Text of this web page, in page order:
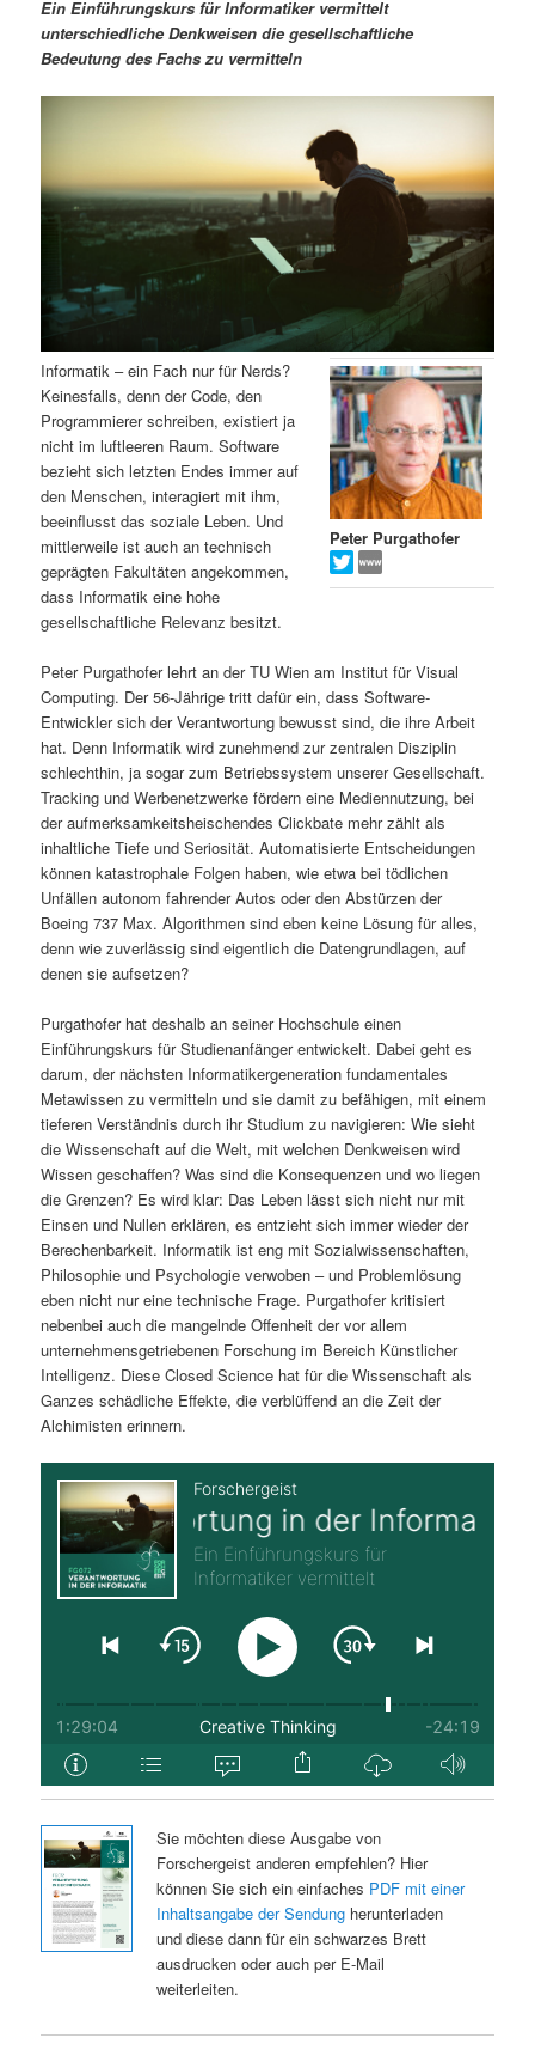
ä
r
n
n
l
t
s
p
r
i
n
g
e
n
n
d
r
n
h
a
l
t
s
p
r
i
n
g
e
n
n
a
v
i
o
Ein Einführungskurs für Informatiker vermittelt
unterschiedliche Denkweisen die gesellschaftliche
Bedeutung des Fachs zu vermitteln
Peter Purgathofer
Informatik – ein Fach nur für Nerds?
Keinesfalls, denn der Code, den
Programmierer schreiben, existiert ja
nicht im luftleeren Raum. Software
bezieht sich letzten Endes immer auf
den Menschen, interagiert mit ihm,
beeinflusst das soziale Leben. Und
mittlerweile ist auch an technisch
geprägten Fakultäten angekommen,
dass Informatik eine hohe
gesellschaftliche Relevanz besitzt.
Peter Purgathofer lehrt an der TU Wien am Institut für Visual
Computing. Der 56-Jährige tritt dafür ein, dass Software-
Entwickler sich der Verantwortung bewusst sind, die ihre Arbeit
hat. Denn Informatik wird zunehmend zur zentralen Disziplin
schlechthin, ja sogar zum Betriebssystem unserer Gesellschaft.
Tracking und Werbenetzwerke fördern eine Mediennutzung, bei
der aufmerksamkeitsheischendes Clickbate mehr zählt als
inhaltliche Tiefe und Seriosität. Automatisierte Entscheidungen
können katastrophale Folgen haben, wie etwa bei tödlichen
Unfällen autonom fahrender Autos oder den Abstürzen der
Boeing 737 Max. Algorithmen sind eben keine Lösung für alles,
denn wie zuverlässig sind eigentlich die Datengrundlagen, auf
denen sie aufsetzen?
Purgathofer hat deshalb an seiner Hochschule einen
Einführungskurs für Studienanfänger entwickelt. Dabei geht es
darum, der nächsten Informatikergeneration fundamentales
Metawissen zu vermitteln und sie damit zu befähigen, mit einem
tieferen Verständnis durch ihr Studium zu navigieren: Wie sieht
die Wissenschaft auf die Welt, mit welchen Denkweisen wird
Wissen geschaffen? Was sind die Konsequenzen und wo liegen
die Grenzen? Es wird klar: Das Leben lässt sich nicht nur mit
Einsen und Nullen erklären, es entzieht sich immer wieder der
Berechenbarkeit. Informatik ist eng mit Sozialwissenschaften,
Philosophie und Psychologie verwoben – und Problemlösung
eben nicht nur eine technische Frage. Purgathofer kritisiert
nebenbei auch die mangelnde Offenheit der vor allem
unternehmensgetriebenen Forschung im Bereich Künstlicher
Intelligenz. Diese Closed Science hat für die Wissenschaft als
Ganzes schädliche Effekte, die verblüffend an die Zeit der
Alchimisten erinnern.
Sie möchten diese Ausgabe von
Forschergeist anderen empfehlen? Hier
können Sie sich ein einfaches PDF mit einer
Inhaltsangabe der Sendungherunterladen
und diese dann für ein schwarzes Brett
ausdrucken oder auch per E-Mail
weiterleiten.